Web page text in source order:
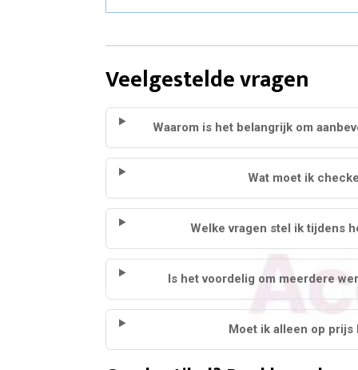
Veelgestelde vragen
Waarom is het belangrijk om
Wat moet ik
Welke vragen stel ik tijdens
Is het voordelig om meerdere
Moet ik alleen op